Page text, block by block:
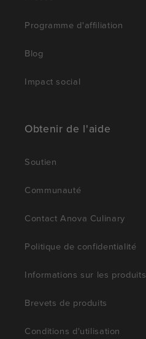
Programme d'affiliation
Blog
Impact social
Obtenir de l'aide
Soutien
Communauté
Contact Anova Culinary
Politique de confidentialité
Informations sur les produits
Brevets de produits
Conditions d'utilisation